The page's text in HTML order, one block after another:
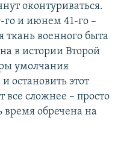
оконтуриваться.
и июнем 41-го –
ткань военного быта
в истории Второй
умолчания
остановить этот
все сложнее – просто
время обречена на